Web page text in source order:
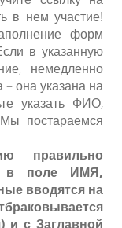
в нем участие!
форм
в указанную
немедленно
– она указана на
указать ФИО,
постараемся
правильно
в поле ИМЯ,
вводятся на
и с Заглавной